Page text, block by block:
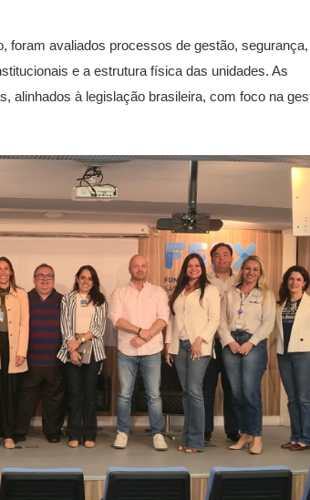
foram avaliados processos de gestão, segurança,
e a estrutura física das unidades. As
alinhados à legislação brasileira, com foco na